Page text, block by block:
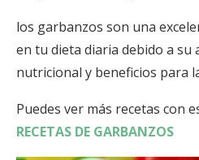
los garbanzos son una
en tu dieta diaria debido a su
nutricional y beneficios para
Puedes ver más recetas con
RECETAS DE GARBANZOS